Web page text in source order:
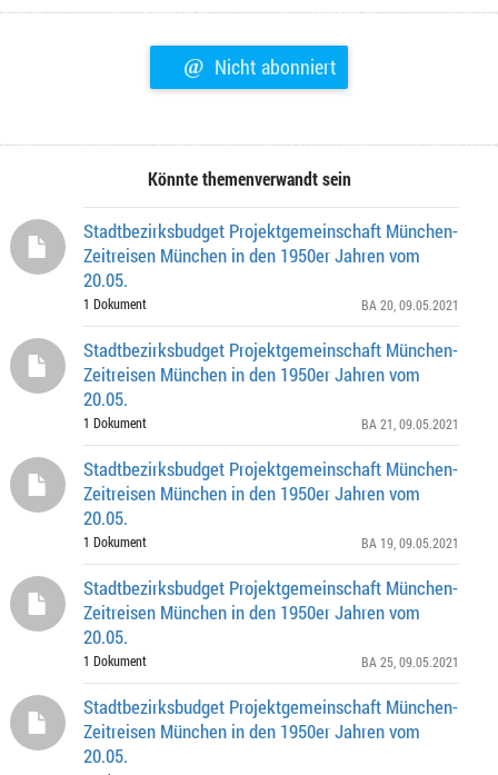
@ Nicht abonniert
Könnte themenverwandt sein
Stadtbezirksbudget Projektgemeinschaft München-
Zeitreisen München in den 1950er Jahren vom
20.05.
1 Dokument BA 20 , 09.05.2021
Stadtbezirksbudget Projektgemeinschaft München-
Zeitreisen München in den 1950er Jahren vom
20.05.
1 Dokument BA 21 , 09.05.2021
Stadtbezirksbudget Projektgemeinschaft München-
Zeitreisen München in den 1950er Jahren vom
20.05.
1 Dokument BA 19 , 09.05.2021
Stadtbezirksbudget Projektgemeinschaft München-
Zeitreisen München in den 1950er Jahren vom
20.05.
1 Dokument BA 25 , 09.05.2021
Stadtbezirksbudget Projektgemeinschaft München-
Zeitreisen München in den 1950er Jahren vom
20.05.